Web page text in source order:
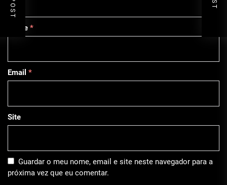
Nome *
Email *
Site
Guardar o meu nome, email e site neste navegador para a
próxima vez que eu comentar.